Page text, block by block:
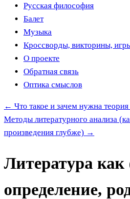
Русская философия
Балет
Музыка
Кроссворды, викторины,
О проекте
Обратная связь
Оптика смыслов
← Что такое и зачем нужна
Методы литературного анализа
произведения глубже) →
Литература
определение,